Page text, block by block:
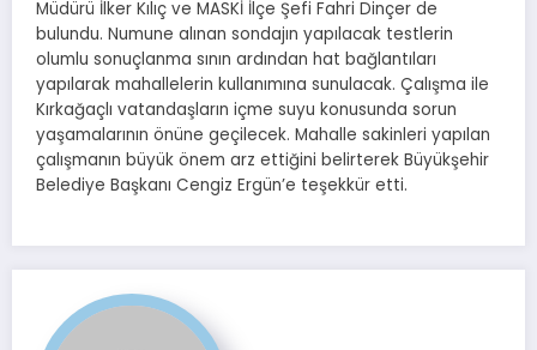
Müdürü İlker Kılıç ve MASKİ İlçe Şefi Fahri Dinçer de
bulundu. Numune alınan sondajın yapılacak testlerin
olumlu sonuçlanma sının ardından hat bağlantıları
yapılarak mahallelerin kullanımına sunulacak. Çalışma ile
Kırkağaçlı vatandaşların içme suyu konusunda sorun
yaşamalarının önüne geçilecek. Mahalle sakinleri yapılan
çalışmanın büyük önem arz ettiğini belirterek Büyükşehir
Belediye Başkanı Cengiz Ergün’e teşekkür etti.